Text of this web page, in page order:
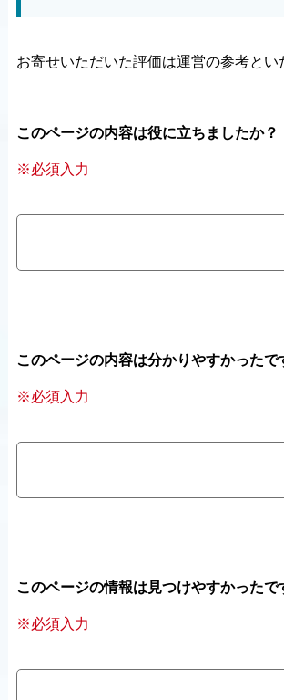
お寄せいただいた評価は運営の参考とい
このページの内容は役に立ちましたか？
※必須入力
このページの内容は分かりやすかったで
※必須入力
このページの情報は見つけやすかったで
※必須入力